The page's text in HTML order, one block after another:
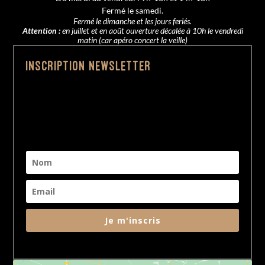
Fermé le samedi.
Fermé le dimanche et les jours feriés.
Attention :en juillet et en août ouverture décalée à 10h le vendredi
matin (car apéro concert la veille)
Inscription Newsletter
Je m'inscris